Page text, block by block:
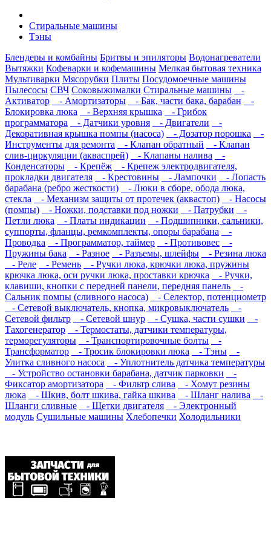
Стиральные машины
Тэны
Блендеры и комбайны Бритвы и эпиляторы Водонагреватели
Вытяжки Кофеварки и кофемашины Мелкая бытовая техника
Мультиварки Мясорубки Плиты Посудомоечные машины
Пылесосы СВЧ Соковыжималки Стиральные машины
-
Активатор
- Амортизаторы - Бак, части бака, барабан
-
Блокировка люка
- Верхняя крышка
- Грибок
программатора
- Датчики уровня - Двигатели
-
Декоративная крышка помпы (насоса)
- Дозатор порошка
-
Инструменты для ремонта
- Клапан обратный
- Клапан
слив-циркуляции (акваспрей)
- Клапаны налива
-
Конденсаторы
- Крепёж
- Крепеж электродвигателя,
прокладки двигателя
- Крестовины - Лампочки
- Лопасть
барабана (ребро жесткости)
- Люки в сборе, обода люка,
стекла
- Механизм защиты от протечек (аквастоп)
- Насосы
(помпы)
- Ножки, подставки под ножки - Патрубки
-
Петли люка
- Платы индикации
- Подшипники, сальники,
суппорты, фланцы, ремкомплекты, опоры барабана
-
Проводка
- Программатор, таймер - Противовес
-
Пружины бака
- Разное - Разъемы, шлейфы
- Резина люка
- Реле
- Ремень
- Ручки люка, крючки люка, пружины
крючка люка, оси ручки люка, проставки крючка
- Ручки,
клавиши, кнопки с передней панели, передняя панель
-
Сальник помпы (сливного насоса)
- Селектор, потенциометр
- Сетевой выключатель, кнопка, микровыключатель
-
Сетевой фильтр
- Сетевой шнур - Сушка, части сушки
-
Тахогенератор
- Термостаты, датчики температуры,
терморегуляторы
- Транспортировочные болты
-
Трансформатор
- Тросик блокировки люка - Тэны
-
Улитка сливного насоса
- Уплотнитель датчика температуры
- Устройство остановки барабана, датчик парковки
-
Фиксатор амортизатора
- Фильтр слива
- Хомут резины
люка
- Шкив, болт шкива, гайка шкива - Шланг налива
-
Шланги сливные
- Щетки двигателя
- Электронный
модуль Сушильные машины Хлебопечки Холодильники